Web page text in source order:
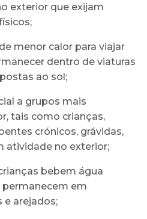
exterior que exijam
menor calor para viajar
dentro de viaturas
ao sol;
a grupos mais
tais como crianças,
crónicos, grávidas,
atividade no exterior;
bebem água
em
e arejados;